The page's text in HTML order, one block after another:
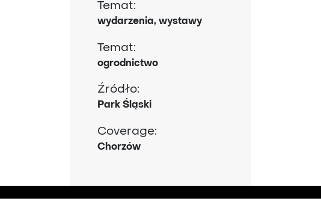
Temat:
wydarzenia, wystawy
Temat:
ogrodnictwo
Źródło:
Park Śląski
Coverage:
Chorzów